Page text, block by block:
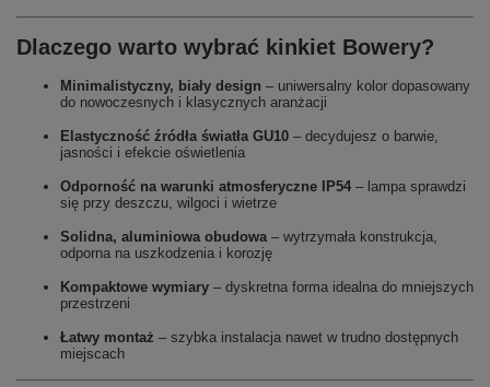
Dlaczego warto wybrać kinkiet Bowery?
Minimalistyczny, biały design – uniwersalny kolor dopasowany
do nowoczesnych i klasycznych aranżacji
Elastyczność źródła światła GU10 – decydujesz o barwie,
jasności i efekcie oświetlenia
Odporność na warunki atmosferyczne IP54 – lampa sprawdzi
się przy deszczu, wilgoci i wietrze
Solidna, aluminiowa obudowa– wytrzymała konstrukcja,
odporna na uszkodzenia i korozję
Kompaktowe wymiary – dyskretna forma idealna do mniejszych
przestrzeni
Łatwy montaż – szybka instalacja nawet w trudno dostępnych
miejscach